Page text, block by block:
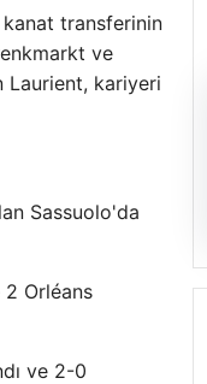
kanat transferinin
ve
Laurient, kariyeri
Sassuolo'da
Orléans
ve 2-0